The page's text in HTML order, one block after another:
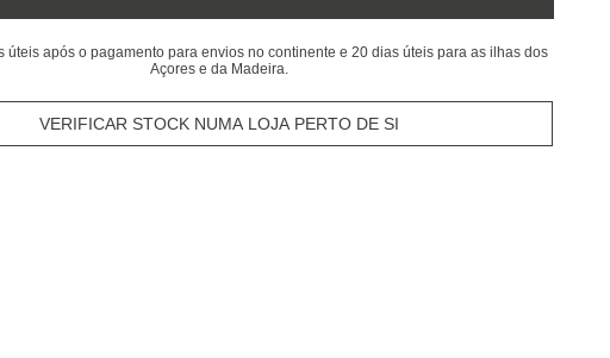
úteis após o pagamento para envios no continente e 20 dias úteis para as ilhas dos
Açores e da Madeira.
VERIFICAR STOCK NUMA LOJA PERTO DE SI